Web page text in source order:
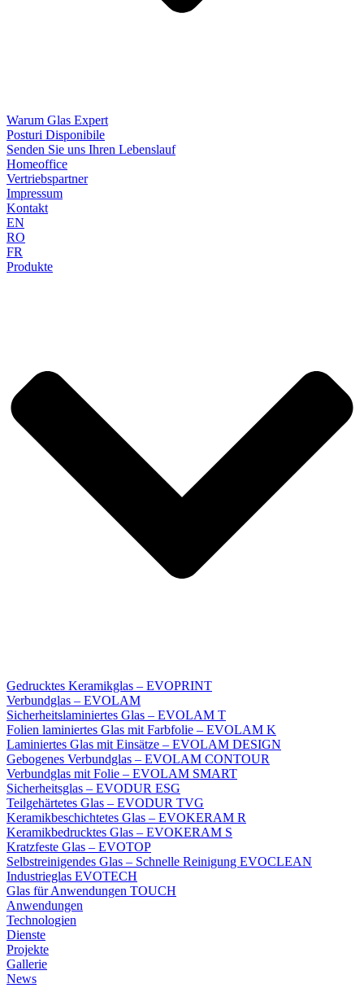
Warum Glas Expert
Posturi Disponibile
Senden Sie uns Ihren Lebenslauf
Homeoffice
Vertriebspartner
Impressum
Kontakt
EN
RO
FR
Produkte
Gedrucktes Keramikglas – EVOPRINT
Verbundglas – EVOLAM
Sicherheitslaminiertes Glas – EVOLAM T
Folien laminiertes Glas mit Farbfolie – EVOLAM K
Laminiertes Glas mit Einsätze – EVOLAM DESIGN
Gebogenes Verbundglas – EVOLAM CONTOUR
Verbundglas mit Folie – EVOLAM SMART
Sicherheitsglas – EVODUR ESG
Teilgehärtetes Glas – EVODUR TVG
Keramikbeschichtetes Glas – EVOKERAM R
Keramikbedrucktes Glas – EVOKERAM S
Kratzfeste Glas – EVOTOP
Selbstreinigendes Glas – Schnelle Reinigung EVOCLEAN
Industrieglas EVOTECH
Glas für Anwendungen TOUCH
Anwendungen
Technologien
Dienste
Projekte
Gallerie
News